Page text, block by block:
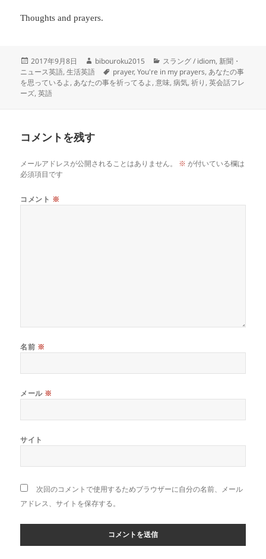
Thoughts and prayers.
投
稿
日:
2017年9月8日
作
成
者
bibouroku2015
カ
テ
ゴ
スラング / idiom, 新聞・
ニュース英語,生活英語
タ
グ
prayer,You're in my prayers,あなたの事
を思っているよ ,あなたの事を祈ってるよ ,意味,病気,祈り ,英会話フレ
ーズ,英語
コメントを残す
メールアドレスが公開されることはありません。 ※ が付いている欄は
必須項目です
コメント ※
名前 ※
メール ※
サイト
次回のコメントで使用するためブラウザーに自分の名前、メール
アドレス、サイトを保存する。